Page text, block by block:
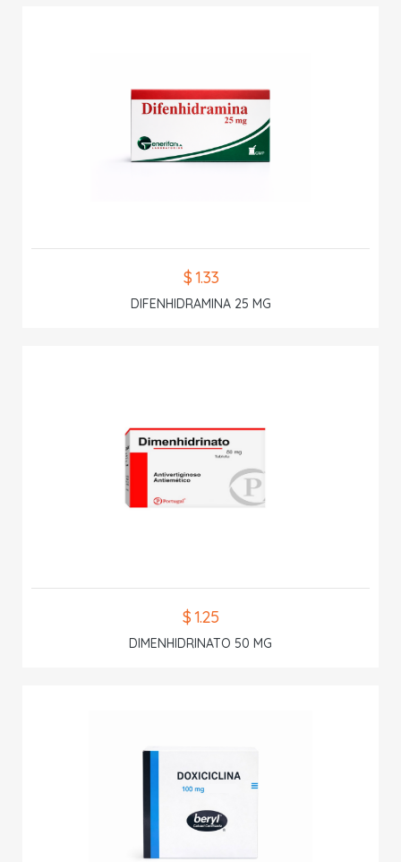
$ 1.33
DIFENHIDRAMINA 25 MG
$ 1.25
DIMENHIDRINATO 50 MG